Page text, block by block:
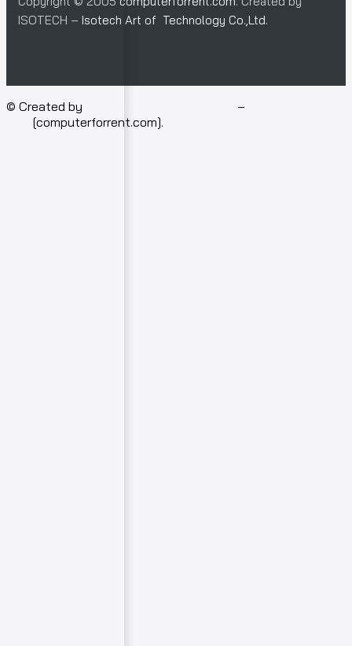
ISOTECH – Isotech Art of Technology Co.,Ltd.
© Created by –
[computerforrent.com].